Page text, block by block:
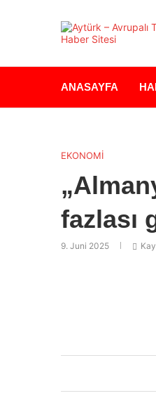
ANASAYFA
EKONOMİ
fazlası
9. Juni 2025